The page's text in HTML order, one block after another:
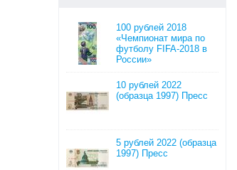
100 рублей 2018
«Чемпионат мира по
футболу FIFA-2018 в
России»
10 рублей 2022
(образца 1997) Пресс
5 рублей 2022 (образца
1997) Пресс